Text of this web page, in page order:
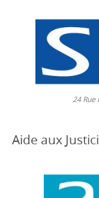
24 Rue
Aide aux